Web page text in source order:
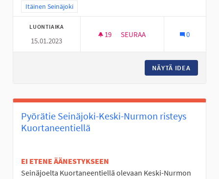
Rajaa tulokset teeman mukaan: Itäinen Seinäjoki
Itäinen Seinäjoki
LUONTIAIKA
15.01.2023
19 19 SEURAAJAA
SEURAA 0
NÄYTÄ IDEA
Pyörätie Seinäjoki-Keski-Nurmon risteys
Kuortaneentiellä
EI ETENE ÄÄNESTYKSEEN
Seinäjoelta Kuortaneentiellä olevaan Keski-Nurmon